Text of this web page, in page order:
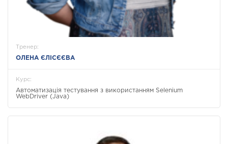
Тренер:
ОЛЕНА ЄЛІСЄЄВА
Курс:
Автоматизація тестування з використанням Selenium
WebDriver (Java)